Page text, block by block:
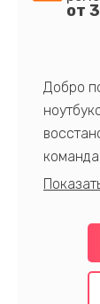
от
Добро
также